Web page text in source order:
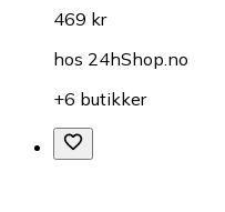
469 kr
hos 24hShop.no
+6 butikker